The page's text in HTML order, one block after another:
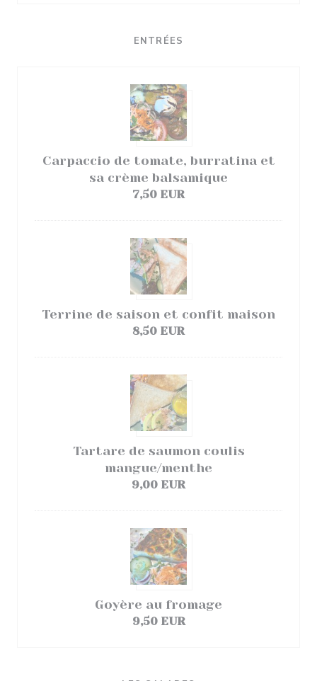
ENTRÉES
Carpaccio de tomate, burratina et
sa crème balsamique
7,50 EUR
Terrine de saison et confit maison
8,50 EUR
Tartare de saumon coulis
mangue/menthe
9,00 EUR
Goyère au fromage
9,50 EUR